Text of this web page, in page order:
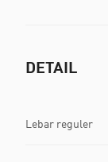
DETAIL
Lebar reguler